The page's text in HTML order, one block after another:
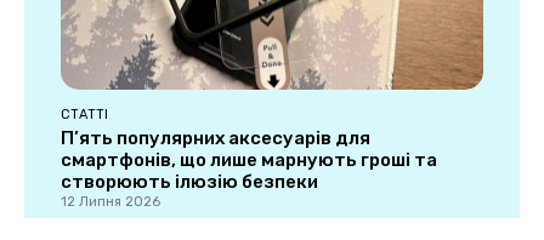
СТАТТІ
П’ять популярних аксесуарів для
смартфонів, що лише марнують гроші та
створюють ілюзію безпеки
12 Липня 2026